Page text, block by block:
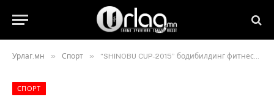
Урлаг.мн » Спорт » “SHINOBU CUP-2015” бодибилдинг фитнессийн нээлттэй тэмцээн болно
СПОРТ